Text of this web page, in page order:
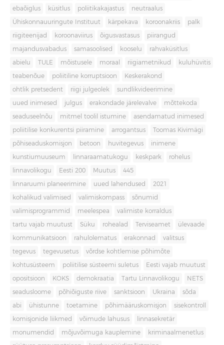
ebaõiglus küsitlus poliitikakajastus neutraalus
Ühiskonnauuringute Instituut kärpekava koroonakriis palk
riigiteenijad koroonaviirus õigusvastasus piirangud
majandusvabadus samasoolised kooselu rahvaküsitlus
abielu TULE mõistusele moraal riigiametnikud kuluhüvitis
teabenõue poliitiline korruptsioon Keskerakond
ohtlik pretsedent riigi julgeolek sundlikvideerimine
uued inimesed julgus erakondade järelevalve mõttekoda
seaduseelnõu mitmel toolil istumine asendamatud inimesed
poliitilise konkurentsi piiramine arrogantsus Toomas Kivimägi
põhiseaduskomisjon betoon huvitegevus inimene
kunstiumuuseum linnaraamatukogu keskpark rohelus
linnavolikogu Eesti 200 Muutus 445
linnaruumi planeerimine uued lahendused 2021
kohalikud valimised valimiskompass sõnumid
valimisprogrammid meelespea valimiste korraldus
tartu vajab muutust Süku rohealad Terviseamet ülevaade
kommunikatsioon rahulolematus erakonnad valitsus
tegevus tegevusetus võrdse kohtlemise põhimõte
kohtusüsteem poliitilise süsteemi suletus Eesti vajab muutust
opositsioon KOKS demokraatia Tartu Linnavolikogu NETS
seadusloome põhiõiguste riive sanktsioon Ukraina sõda
abi ühistunne toetamine põhimääruskomisjon sisekontroll
komisjonide liikmed võimude lahusus linnasekretär
monumendid mõjuvõimuga kauplemine kriminaalmenetlus